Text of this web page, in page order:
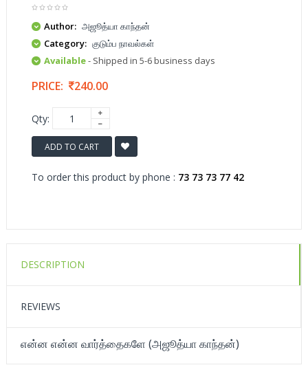
Author: அஜூத்யா காந்தன்
Category: குடும்ப நாவல்கள்
Available- Shipped in 5-6 business days
PRICE: 240.00
Qty:
ADD TO CART
To order this product by phone : 73 73 73 77 42
DESCRIPTION
REVIEWS
என்ன என்ன வார்த்தைகளே (அஜூத்யா காந்தன்)